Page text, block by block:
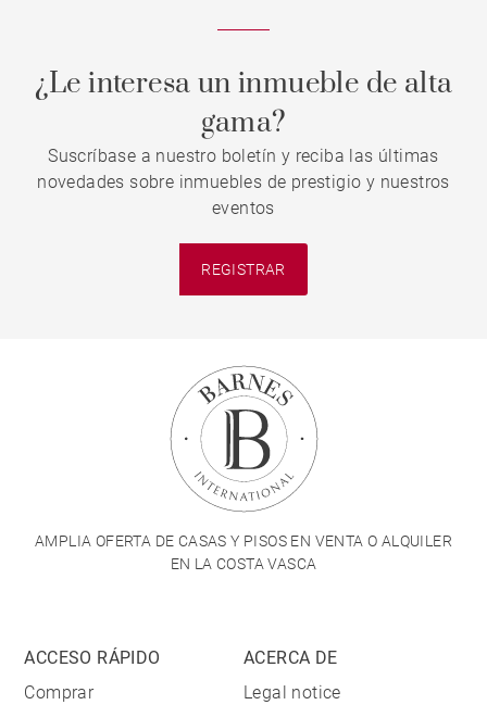
¿Le interesa un inmueble de alta
gama?
Suscríbase a nuestro boletín y reciba las últimas
novedades sobre inmuebles de prestigio y nuestros
eventos
REGISTRAR
AMPLIA OFERTA DE CASAS Y PISOS EN VENTA O ALQUILER
EN LA COSTA VASCA
ACCESO RÁPIDO
Comprar
ACERCA DE
Legal notice